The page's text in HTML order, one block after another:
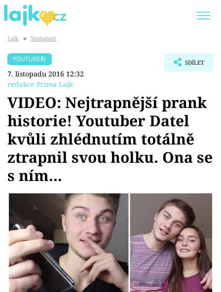
SHOPAHOLICADEL
Témata
Showbyznys
Youtubeři
Sex a vztahy
Videa
Sledujte prima+
Lajk ■ Youtubeři
YOUTUBEŘI
7. listopadu 2016 12:32
redakce Prima Lajk
SDÍLET
VIDEO: Nejtrapnější prank
historie! Youtuber Datel
kvůli zhlédnutím totálně
ztrapnil svou holku. Ona se
s ním...